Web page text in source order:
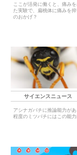
ここが活発に働くと、痛み
た実験で、扁桃体に痛みを
のおかげ？
サイエンスニュース
アシナガバチに推論能力が
程度のミツバチにはこの能